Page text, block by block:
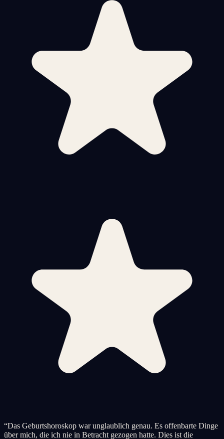
“Das Geburtshoroskop war unglaublich genau. Es offenbarte Dinge
über mich, die ich nie in Betracht gezogen hatte. Dies ist die